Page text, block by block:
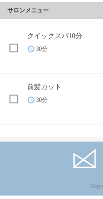
サロンメニュー
クイックスパ10分
30分
前髪カット
30分